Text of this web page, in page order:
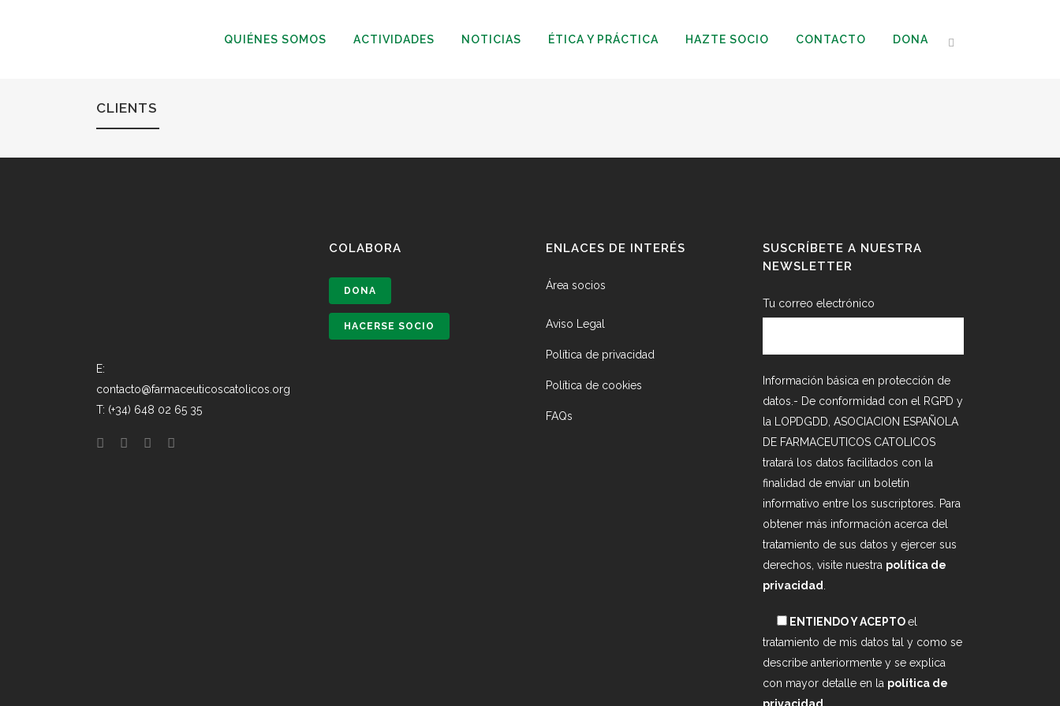
QUIÉNES SOMOS ACTIVIDADES NOTICIAS ÉTICA Y PRÁCTICA HAZTE SOCIO CONTACTO DONA
CLIENTS
E:
contacto@farmaceuticoscatolicos.org
T: (+34) 648 02 65 35
COLABORA
DONA
HACERSE SOCIO
ENLACES DE INTERÉS
Área socios
Aviso Legal
Política de privacidad
Política de cookies
FAQs
SUSCRÍBETE A NUESTRA
NEWSLETTER
Tu correo electrónico
Información básica en protección de
datos.- De conformidad con el RGPD y
la LOPDGDD, ASOCIACION ESPAÑOLA
DE FARMACEUTICOS CATOLICOS
tratará los datos facilitados con la
finalidad de enviar un boletín
informativo entre los suscriptores. Para
obtener más información acerca del
tratamiento de sus datos y ejercer sus
derechos, visite nuestra política de
privacidad
ENTIENDO Y ACEPTOel
tratamiento de mis datos tal y como se
describe anteriormente y se explica
con mayor detalle en la política de